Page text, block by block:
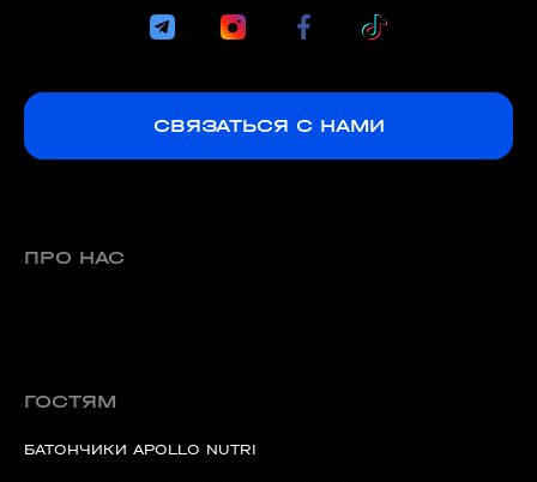
СВЯЗАТЬСЯ С НАМИ
ПРО НАС
ГОСТЯМ
БАТОНЧИКИ APOLLO NUTRI